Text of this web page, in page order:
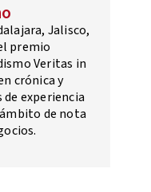
Jalisco,
premio
Veritas in
crónica y
experiencia
de nota